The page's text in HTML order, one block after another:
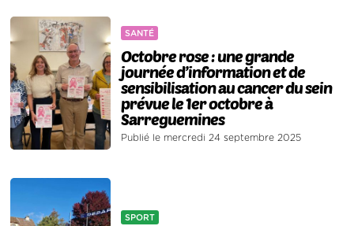
SANTÉ
Octobre rose : une grande
journée d’information et de
sensibilisation au cancer du sein
prévue le 1er octobre à
Sarreguemines
Publié le mercredi 24 septembre 2025
SPORT